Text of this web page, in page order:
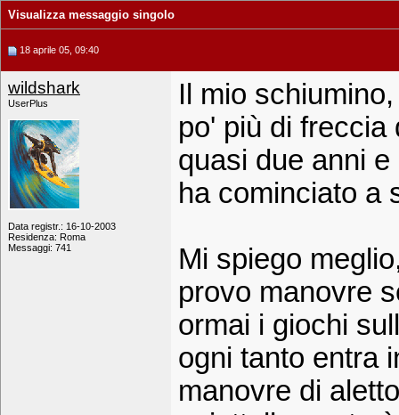
Visualizza messaggio singolo
18 aprile 05, 09:40
wildshark
UserPlus
Data registr.: 16-10-2003
Residenza: Roma
Messaggi: 741
Il mio
po' più di freccia
quasi due anni
ha cominciato a
Mi spiego
provo manovre
ormai i giochi
ogni tanto entra
manovre di